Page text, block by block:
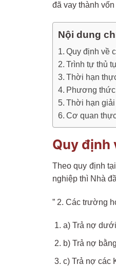
đã vay thành
Nội dung
Quy định về
Trình tự thủ
Thời hạn
Phương
Thời hạn
Cơ quan
Quy định
Theo quy định
nghiệp thì Nhà
” 2. Các trường
a) Trả nợ
b) Trả nợ
c) Trả nợ các